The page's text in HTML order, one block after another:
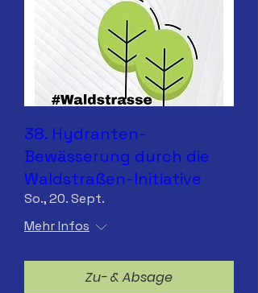
38. Hydranten-
Bewässerung durch die
Waldstraßen-Initiative
So., 20. Sept.
Mehr Infos
Zu- & Absage